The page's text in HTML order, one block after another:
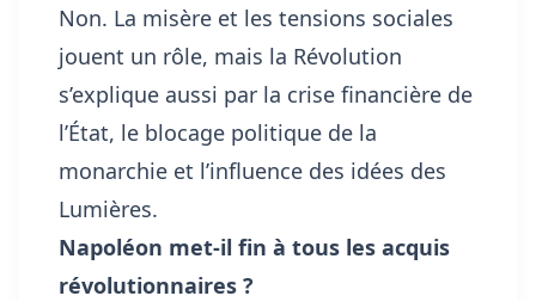
Non. La misère et les tensions sociales
jouent un rôle, mais la Révolution
s’explique aussi par la crise financière de
l’État, le blocage politique de la
monarchie et l’influence des idées des
Lumières.
Napoléon met-il fin à tous les acquis
révolutionnaires ?